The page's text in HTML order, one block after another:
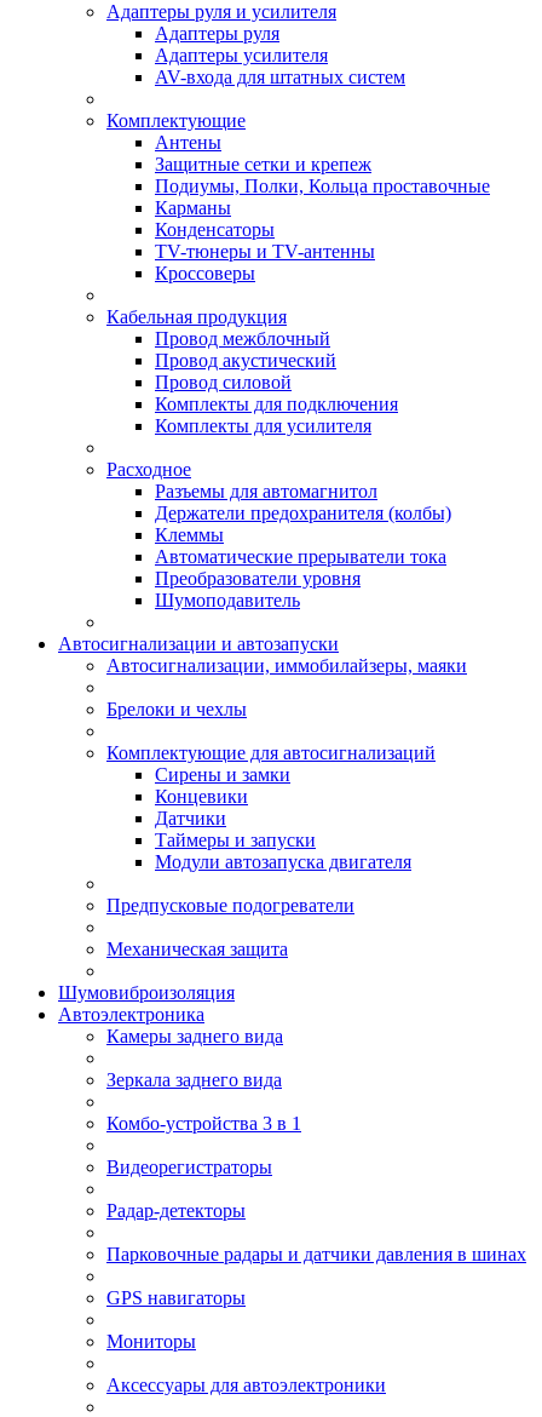
Адаптеры руля и усилителя
Адаптеры руля
Адаптеры усилителя
AV-входа для штатных систем
Комплектующие
Антены
Защитные сетки и крепеж
Подиумы, Полки, Кольца проставочные
Карманы
Конденсаторы
TV-тюнеры и TV-антенны
Кроссоверы
Кабельная продукция
Провод межблочный
Провод акустический
Провод силовой
Комплекты для подключения
Комплекты для усилителя
Расходное
Разъемы для автомагнитол
Держатели предохранителя (колбы)
Клеммы
Автоматические прерыватели тока
Преобразователи уровня
Шумоподавитель
Автосигнализации и автозапуски
Автосигнализации, иммобилайзеры, маяки
Брелоки и чехлы
Комплектующие для автосигнализаций
Сирены и замки
Концевики
Датчики
Таймеры и запуски
Модули автозапуска двигателя
Предпусковые подогреватели
Механическая защита
Шумовиброизоляция
Автоэлектроника
Камеры заднего вида
Зеркала заднего вида
Комбо-устройства 3 в 1
Видеорегистраторы
Радар-детекторы
Парковочные радары и датчики давления в шинах
GPS навигаторы
Мониторы
Аксессуары для автоэлектроники